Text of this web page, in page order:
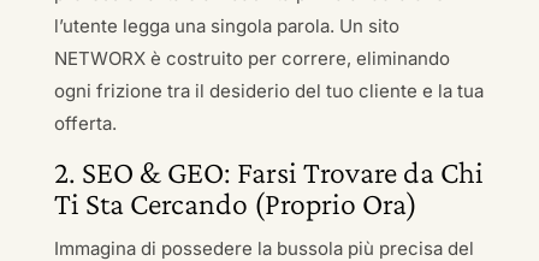
l’utente legga una singola parola. Un sito
NETWORX è costruito per correre, eliminando
ogni frizione tra il desiderio del tuo cliente e la tua
offerta.
2. SEO & GEO: Farsi Trovare da Chi
Ti Sta Cercando (Proprio Ora)
Immagina di possedere la bussola più precisa del